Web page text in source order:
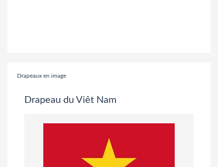
Drapeaux en image
Drapeau du Viêt Nam